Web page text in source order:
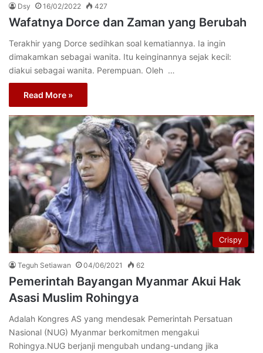
Dsy 16/02/2022 427
Wafatnya Dorce dan Zaman yang Berubah
Terakhir yang Dorce sedihkan soal kematiannya. Ia ingin
dimakamkan sebagai wanita. Itu keinginannya sejak kecil:
diakui sebagai wanita. Perempuan. Oleh …
Read More »
Crispy
Teguh Setiawan 04/06/2021 62
Pemerintah Bayangan Myanmar Akui Hak
Asasi Muslim Rohingya
Adalah Kongres AS yang mendesak Pemerintah Persatuan
Nasional (NUG) Myanmar berkomitmen mengakui
Rohingya.NUG berjanji mengubah undang-undang jika